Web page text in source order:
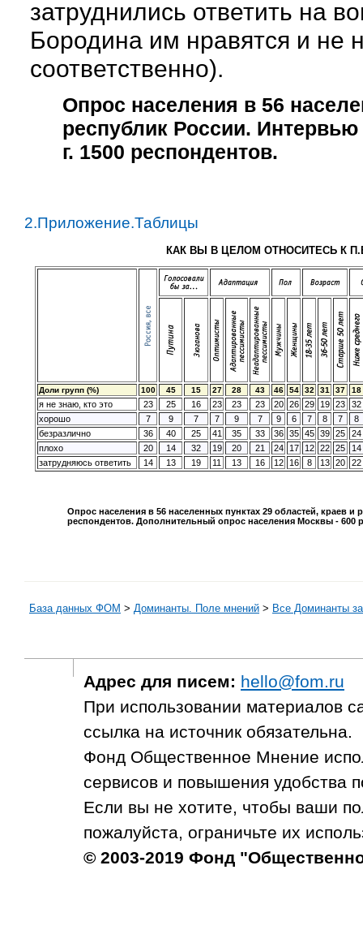
затруднились ответить на
Бородина им нравятся и не
соответственно).
Опрос населения в 56
республик России.
г. 1500 респондентов.
2.Приложение.Таблицы
КАК ВЫ В ЦЕЛОМ ОТНОСИТЕСЬ К
Доли групп (%) 100 45 15 27 28 43 46 54 32 31 37 18
я не знаю, кто это 23 25 16 23 23 23 20 26 29 19 23
32
хорошо
7 9 7 7 9 7 9 6 7 8 7
8
безразлично
36 40 25 41 35 33 36 35 45 39 25
24
плохо
20 14 32 19 20 21 24 17 12 22 25
14
затрудняюсь ответить
14 13 19 11 13 16 12 16 8 13 20 22
Опрос населения в 56 населенных пунктах 29 областей, краев и
респондентов. Дополнительный опрос населения Москвы - 600
База данных ФОМ > Доминанты. Поле мнений > Все Доминанты
Адрес для писем: hello@fom.ru
При использовании материалов
ссылка на источник обязательна.
Фонд Общественное Мнение
сервисов и повышения удобства
Если вы не хотите, чтобы ваши
пожалуйста, ограничьте их
© 2003-2019 Фонд